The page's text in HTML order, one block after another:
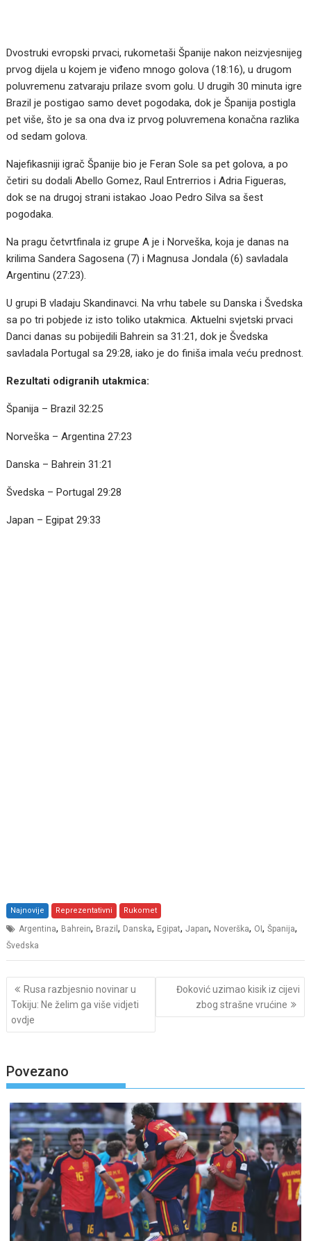
Dvostruki evropski prvaci, rukometaši Španije nakon neizvjesnijeg
prvog dijela u kojem je viđeno mnogo golova (18:16), u drugom
poluvremenu zatvaraju prilaze svom golu. U drugih 30 minuta igre
Brazil je postigao samo devet pogodaka, dok je Španija postigla
pet više, što je sa ona dva iz prvog poluvremena konačna razlika
od sedam golova.
Najefikasniji igrač Španije bio je Feran Sole sa pet golova, a po
četiri su dodali Abello Gomez, Raul Entrerrios i Adria Figueras,
dok se na drugoj strani istakao Joao Pedro Silva sa šest
pogodaka.
Na pragu četvrtfinala iz grupe A je i Norveška, koja je danas na
krilima Sandera Sagosena (7) i Magnusa Jondala (6) savladala
Argentinu (27:23).
U grupi B vladaju Skandinavci. Na vrhu tabele su Danska i Švedska
sa po tri pobjede iz isto toliko utakmica. Aktuelni svjetski prvaci
Danci danas su pobijedili Bahrein sa 31:21, dok je Švedska
savladala Portugal sa 29:28, iako je do finiša imala veću prednost.
Rezultati odigranih utakmica:
Španija – Brazil 32:25
Norveška – Argentina 27:23
Danska – Bahrein 31:21
Švedska – Portugal 29:28
Japan – Egipat 29:33
Najnovije Reprezentativni Rukomet
Argentina, Bahrein, Brazil, Danska, Egipat,Japan, Noverška, OI,Španija,
Švedska
Post
navigation
Rusa razbjesnio novinar u
Tokiju: Ne želim ga više vidjeti
ovdje
Đoković uzimao kisik iz cijevi
zbog strašne vrućine
Povezano